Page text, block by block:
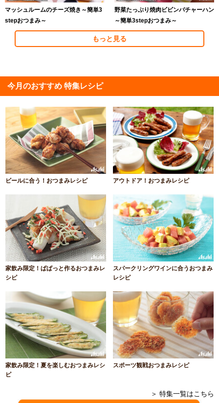
マッシュルームのチーズ焼き～簡単3
stepおつまみ～
野菜たっぷり焼肉ビビンバチャーハン
～簡単3stepおつまみ～
もっと見る
今月のおすすめ 特集レシピ
ビールに合う！おつまみレシピ アウトドア！おつまみレシピ
家飲み限定！ぱぱっと作るおつまみレ
シピ
スパークリングワインに合うおつまみ
レシピ
家飲み限定！夏を楽しむおつまみレシ
ピ
スポーツ観戦おつまみレシピ
＞ 特集一覧はこちら